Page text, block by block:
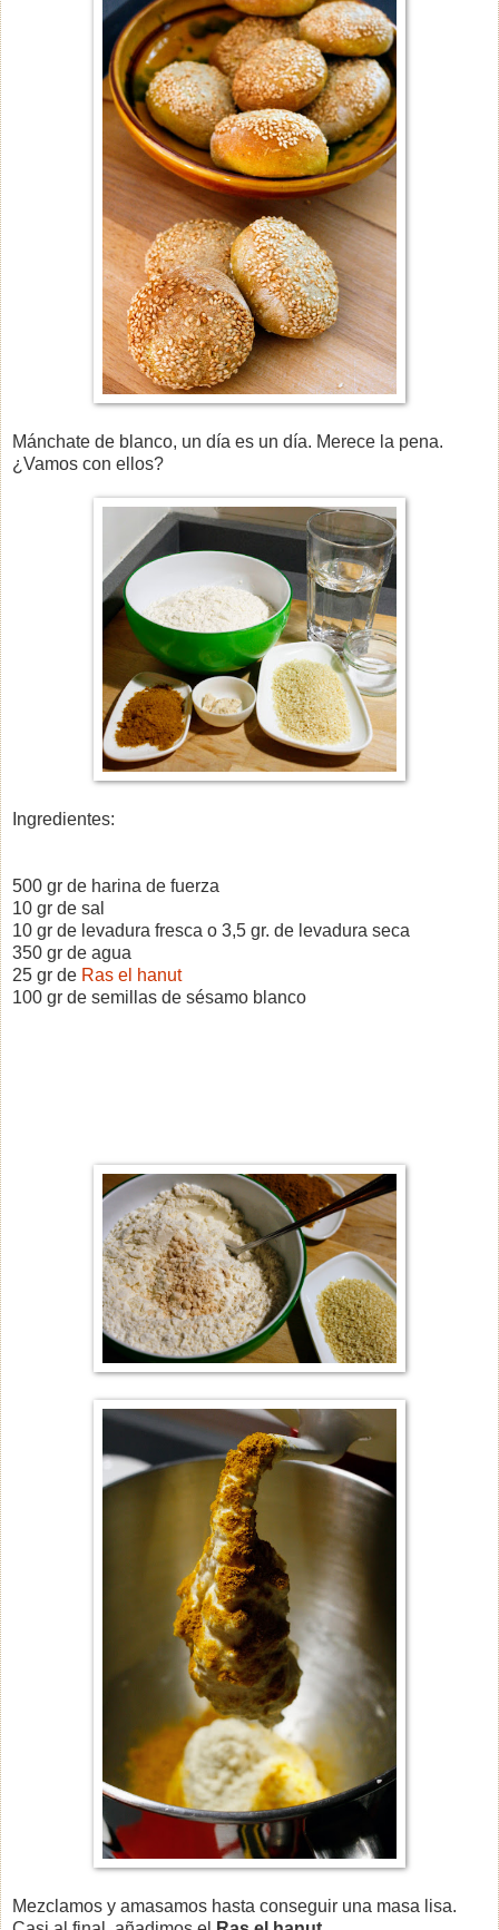
Mánchate de blanco, un día es un día. Merece la pena.
¿Vamos con ellos?
Ingredientes:
500 gr de harina de fuerza
10 gr de sal
10 gr de levadura fresca o 3,5 gr. de levadura seca
350 gr de agua
25 gr de Ras el hanut
100 gr de semillas de sésamo blanco
Mezclamos y amasamos hasta conseguir una masa lisa.